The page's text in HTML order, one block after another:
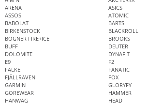
ARENA
ASICS
ASSOS
ATOMIC
BABOLAT
BARTS
BIRKENSTOCK
BLACKROLL
BOGNER FIRE+ICE
BROOKS
BUFF
DEUTER
DOLOMITE
DYNAFIT
E9
F2
FALKE
FANATIC
FJÄLLRÄVEN
FOX
GARMIN
GLORYFY
GOREWEAR
HAMMER
HANWAG
HEAD